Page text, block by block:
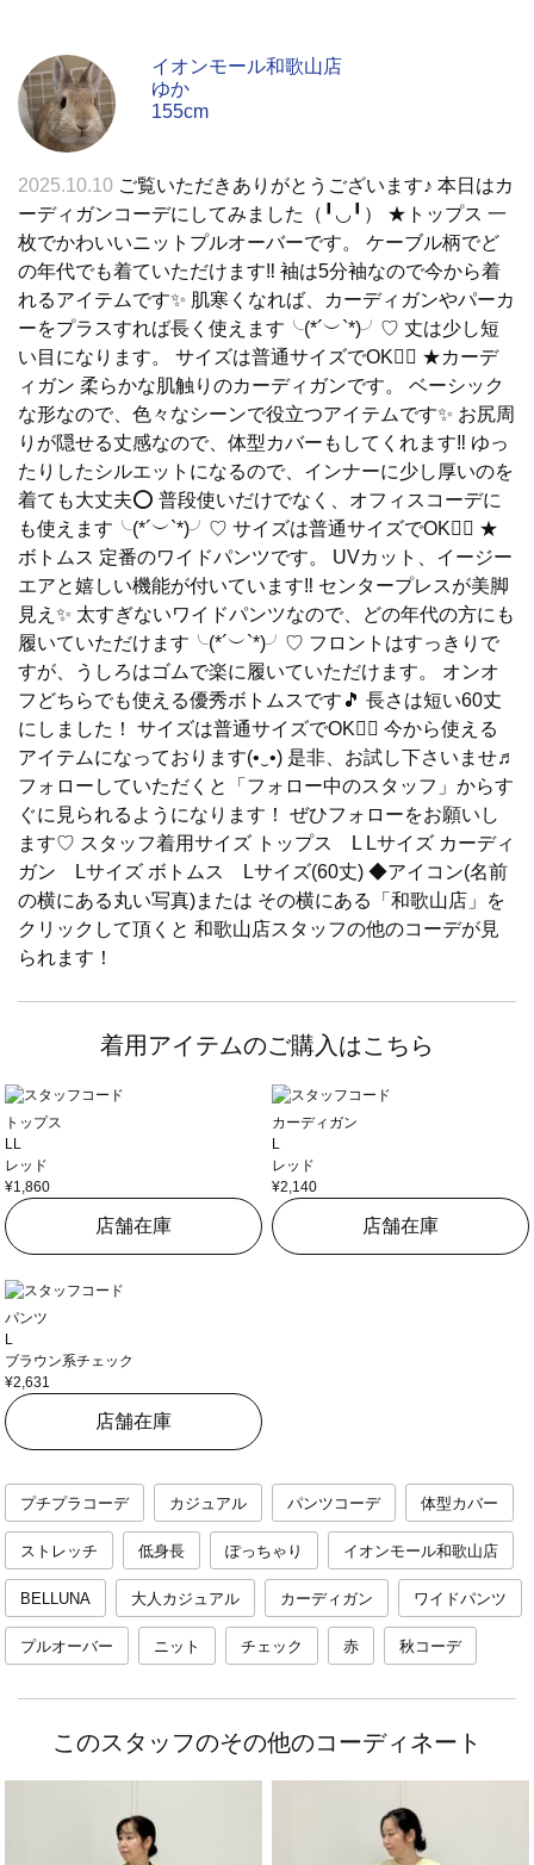
イオンモール和歌山店
ゆか
155cm
2025.10.10 ご覧いただきありがとうございます♪ 本日はカ
ーディガンコーデにしてみました（╹◡╹） ★トップス 一
枚でかわいいニットプルオーバーです。 ケーブル柄でど
の年代でも着ていただけます‼️ 袖は5分袖なので今から着
れるアイテムです✨ 肌寒くなれば、カーディガンやパーカ
ーをプラスすれば長く使えます╰(*´︶`*)╯♡ 丈は少し短
い目になります。 サイズは普通サイズでOK🙆‍♀️ ★カーデ
ィガン 柔らかな肌触りのカーディガンです。 ベーシック
な形なので、色々なシーンで役立つアイテムです✨ お尻周
りが隠せる丈感なので、体型カバーもしてくれます‼️ ゆっ
たりしたシルエットになるので、インナーに少し厚いのを
着ても大丈夫⭕️ 普段使いだけでなく、オフィスコーデに
も使えます╰(*´︶`*)╯♡ サイズは普通サイズでOK🙆‍♀️ ★
ボトムス 定番のワイドパンツです。 UVカット、イージー
エアと嬉しい機能が付いています‼️ センタープレスが美脚
見え✨ 太すぎないワイドパンツなので、どの年代の方にも
履いていただけます╰(*´︶`*)╯♡ フロントはすっきりで
すが、うしろはゴムで楽に履いていただけます。 オンオ
フどちらでも使える優秀ボトムスです🎵 長さは短い60丈
にしました！ サイズは普通サイズでOK🙆‍♀️ 今から使える
アイテムになっております(•‿•) 是非、お試し下さいませ♬
フォローしていただくと「フォロー中のスタッフ」からす
ぐに見られるようになります！ ぜひフォローをお願いし
ます♡ スタッフ着用サイズ トップス L Lサイズ カーディ
ガン Lサイズ ボトムス Lサイズ(60丈) ◆アイコン(名前
の横にある丸い写真)または その横にある「和歌山店」を
クリックして頂くと 和歌山店スタッフの他のコーデが見
られます！
着用アイテムのご購入はこちら
トップス
LL
レッド
¥1,860
店舗在庫
カーディガン
L
レッド
¥2,140
店舗在庫
パンツ
L
ブラウン系チェック
¥2,631
店舗在庫
プチプラコーデ カジュアル パンツコーデ 体型カバー
ストレッチ 低身長 ぽっちゃり イオンモール和歌山店
BELLUNA 大人カジュアル カーディガン ワイドパンツ
プルオーバー ニット チェック 赤 秋コーデ
このスタッフのその他のコーディネート